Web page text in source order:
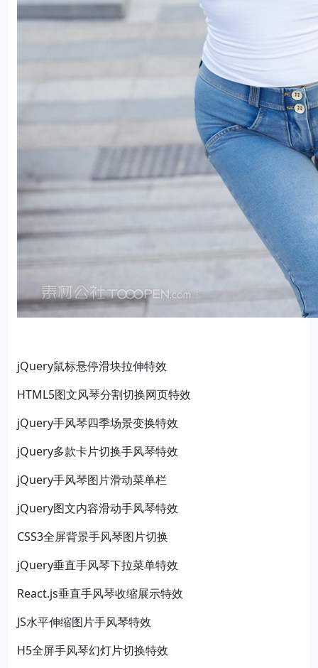
jQuery鼠标悬停滑块拉伸特效
HTML5图文风琴分割切换网页特效
jQuery手风琴四季场景变换特效
jQuery多款卡片切换手风琴特效
jQuery手风琴图片滑动菜单栏
jQuery图文内容滑动手风琴特效
CSS3全屏背景手风琴图片切换
jQuery垂直手风琴下拉菜单特效
React.js垂直手风琴收缩展示特效
JS水平伸缩图片手风琴特效
H5全屏手风琴幻灯片切换特效